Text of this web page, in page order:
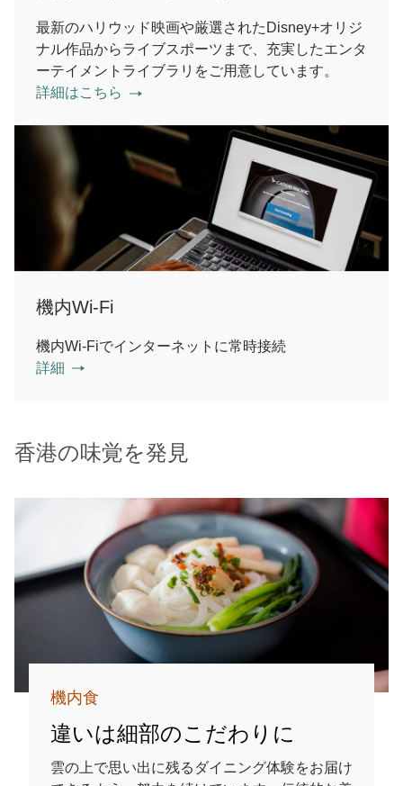
最新のハリウッド映画や厳選されたDisney+オリジ
ナル作品からライブスポーツまで、充実したエンタ
ーテイメントライブラリをご用意しています。
詳細はこちら
機内Wi-Fi
機内Wi-Fiでインターネットに常時接続
詳細
香港の味覚を発見
機内食
違いは細部のこだわりに
雲の上で思い出に残るダイニング体験をお届け